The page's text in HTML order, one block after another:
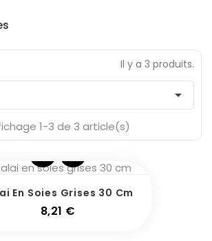
Il y a 3 produits.

1-3 de 3 article(s)
En Soies Grises 30 Cm
8,21 €